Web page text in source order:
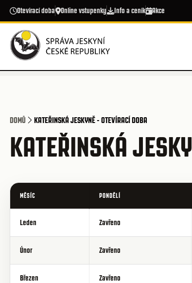
Přejít k hlavnímu obsahu
Otevírací doba Online vstupenky Info a ceník Akce
DOMŮ KATEŘINSKÁ JESKYNĚ - OTEVÍRACÍ DOBA
KATEŘINSKÁ
MĚSÍC PONDĚLÍ
Leden Zavřeno
Únor Zavřeno
Březen Zavřeno